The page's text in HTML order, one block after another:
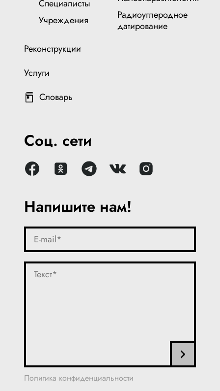
Напишите нам!
Политика конфиденциальности
Специалисты
Учреждения
Реконструкции
Услуги
Словарь
Радиоуглеродное
датирование
Соц. сети